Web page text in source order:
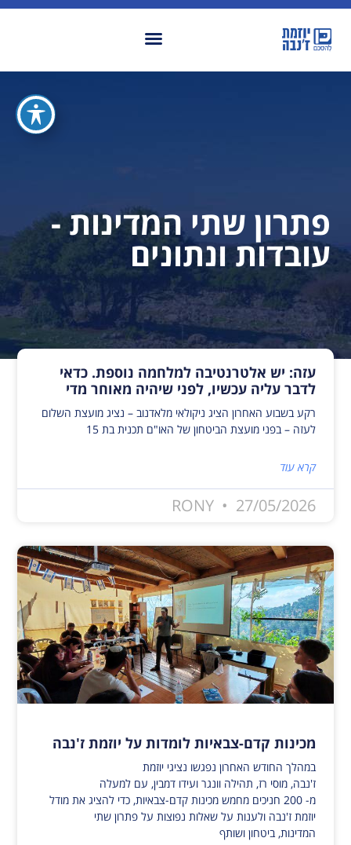
פתרון שתי המדינות -
עובדות ונתונים
עזה: יש אלטרנטיבה למלחמה נוספת. כדאי
לדבר עליה עכשיו, לפני שיהיה מאוחר מדי
רקע בשבוע האחרון הציג ניקולאי מלאדנוב – נציג מועצת השלום
לעזה – בפני מועצת הביטחון של האו"ם תכנית בת 15
קרא עוד
RONY 27/05/2026
מכינות קדם-צבאיות לומדות על יוזמת ז'נבה
במהלך החודש האחרון נפגשו נציגי יוזמת
ז'נבה, מוסי רז, תהילה וונגר ועידו דמבין, עם למעלה
מ- 200 חניכים מחמש מכינות קדם-צבאיות, כדי להציג את מודל
יוזמת ז'נבה ולענות על שאלות נפוצות על פתרון שתי
המדינות, ביטחון ושותף